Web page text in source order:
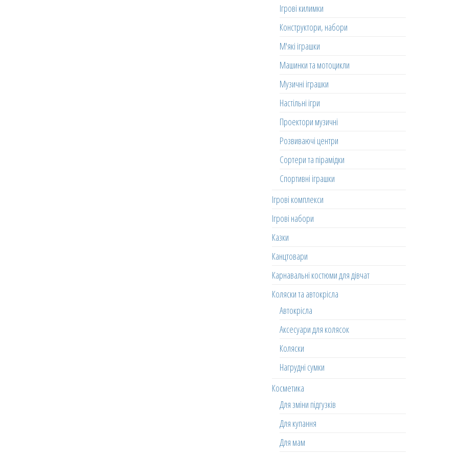
Ігрові килимки
Конструктори, набори
М'які іграшки
Машинки та мотоцикли
Музичні іграшки
Настільні ігри
Проектори музичні
Розвиваючі центри
Сортери та пірамідки
Спортивні іграшки
Ігрові комплекси
Ігрові набори
Казки
Канцтовари
Карнавальні костюми для дівчат
Коляски та автокрісла
Автокрісла
Аксесуари для колясок
Коляски
Нагрудні сумки
Косметика
Для зміни підгузків
Для купання
Для мам